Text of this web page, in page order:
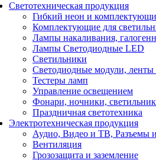
Светотехническая продукция
Гибкий неон и
Комплектующие для
Лампы накаливания,
Лампы Светодиодные LED
Светильники
Светодиодные модули,
Тестеры ламп
Управление освещением
Фонари, ночники,
Праздничная светотехника
Электротехническая продукция
Аудио, Видео и ТВ, Разъемы
Вентиляция
Грозозащита и заземление